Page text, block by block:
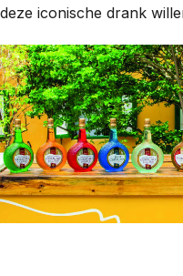
deze iconische drank